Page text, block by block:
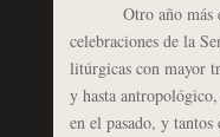
Otro año más
celebraciones de la
litúrgicas con mayor
y hasta
en el pasado, y